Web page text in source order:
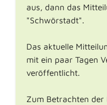
aus, dann das
"Schwörstadt".
Das aktuelle
mit ein paar Tagen
veröffentlicht.
Zum Betrachten der